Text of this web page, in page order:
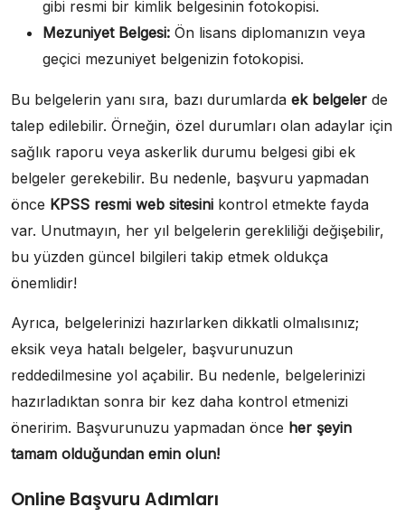
gibi resmi bir kimlik belgesinin fotokopisi.
Mezuniyet Belgesi: Ön lisans diplomanızın veya
geçici mezuniyet belgenizin fotokopisi.
Bu belgelerin yanı sıra, bazı durumlarda ek belgeler de
talep edilebilir. Örneğin, özel durumları olan adaylar için
sağlık raporu veya askerlik durumu belgesi gibi ek
belgeler gerekebilir. Bu nedenle, başvuru yapmadan
önce KPSS resmi web sitesini kontrol etmekte fayda
var. Unutmayın, her yıl belgelerin gerekliliği değişebilir,
bu yüzden güncel bilgileri takip etmek oldukça
önemlidir!
Ayrıca, belgelerinizi hazırlarken dikkatli olmalısınız;
eksik veya hatalı belgeler, başvurunuzun
reddedilmesine yol açabilir. Bu nedenle, belgelerinizi
hazırladıktan sonra bir kez daha kontrol etmenizi
öneririm. Başvurunuzu yapmadan önce her şeyin
tamam olduğundan emin olun!
Online Başvuru Adımları